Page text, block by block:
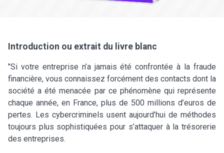
Introduction ou extrait du livre blanc
"Si votre entreprise n’a jamais été confrontée à la fraude
financière, vous connaissez forcément des contacts dont la
société a été menacée par ce phénomène qui représente
chaque année, en France, plus de 500 millions d’euros de
pertes. Les cybercriminels usent aujourd’hui de méthodes
toujours plus sophistiquées pour s’attaquer à la trésorerie
des entreprises.